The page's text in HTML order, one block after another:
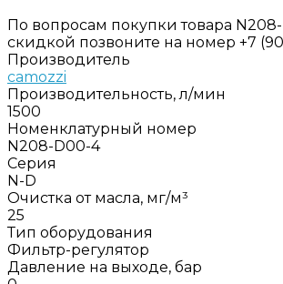
По вопросам покупки товара
скидкой позвоните на номер +7
Производитель
camozzi
Производительность, л/мин
1500
Номенклатурный номер
N208-D00-4
Серия
N-D
Очистка от масла, мг/м³
25
Тип оборудования
Фильтр-регулятор
Давление на выходе, бар